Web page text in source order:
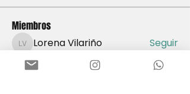
Miembros
Lorena Vilariño
Lorena Vilariño Seguir
Juliana Retegui
Juliana Retegui Seguir